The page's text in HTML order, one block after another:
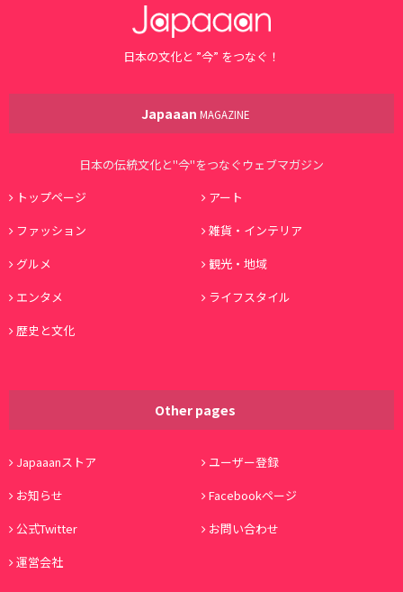
日本の文化と ”今” をつなぐ！
Japaaan MAGAZINE
日本の伝統文化と"今"をつなぐウェブマガジン
トップページ
アート
ファッション
雑貨・インテリア
グルメ
観光・地域
エンタメ
ライフスタイル
歴史と文化
Other pages
Japaaanストア
ユーザー登録
お知らせ
Facebookページ
公式Twitter
お問い合わせ
運営会社